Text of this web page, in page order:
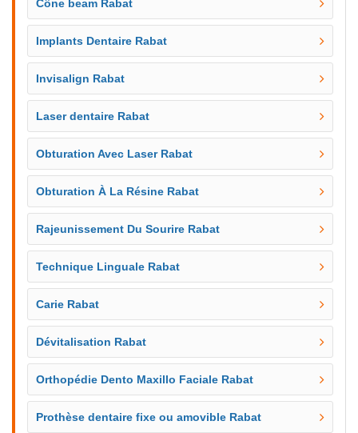
Cône beam Rabat
Implants Dentaire Rabat
Invisalign Rabat
Laser dentaire Rabat
Obturation Avec Laser Rabat
Obturation À La Résine Rabat
Rajeunissement Du Sourire Rabat
Technique Linguale Rabat
Carie Rabat
Dévitalisation Rabat
Orthopédie Dento Maxillo Faciale Rabat
Prothèse dentaire fixe ou amovible Rabat